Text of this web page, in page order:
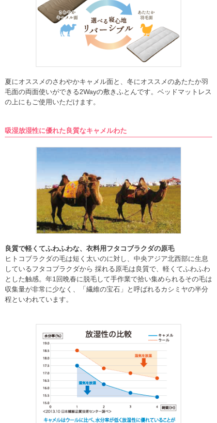
夏にオススメのさわやかキャメル面と、冬にオススメのあたたか羽
毛面の両面使いができる2Wayの敷きふとんです。ベッドマットレス
の上にもご使用いただけます。
吸湿放湿性に優れた良質なキャメルわた
良質で軽くてふわふわな、衣料用フタコブラクダの原毛
ヒトコブラクダの毛は短く太いのに対し、中央アジア北西部に生息
しているフタコブラクダから 採れる原毛は良質で、軽くてふわふわ
とした触感。年1回晩春に脱毛して手作業で拾い集められるその毛は
収集量が非常に少なく、「繊維の宝石」と呼ばれるカシミヤの半分
程といわれています。